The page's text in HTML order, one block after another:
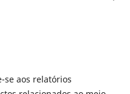
se aos relatórios